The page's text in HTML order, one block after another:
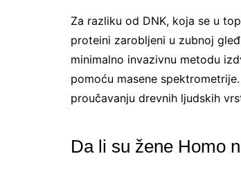
Za razliku od DNK, koja se u
proteini zarobljeni u zubnoj
minimalno invazivnu metodu
pomoću masene
proučavanju drevnih ljudskih
Da li su žene Homo